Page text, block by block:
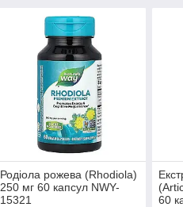
Родіола рожева (Rhodiola)
250 мг 60 капсул NWY-
15321
60